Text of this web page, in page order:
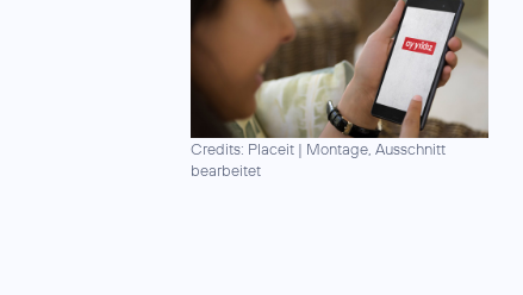
Credits: Placeit | Montage, Ausschnitt
bearbeitet